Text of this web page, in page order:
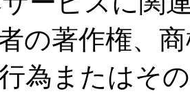
の著作権、
為またはそ